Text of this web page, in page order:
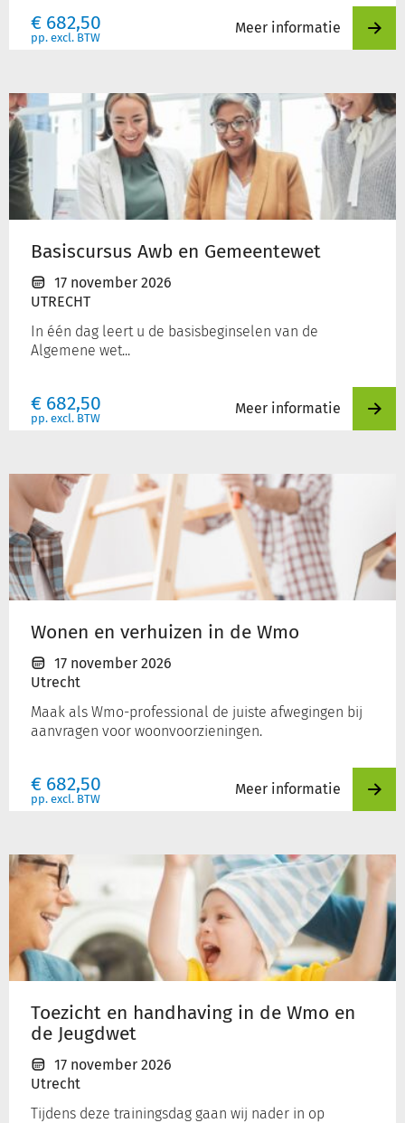
€ 682,50
pp. excl. BTW
Meer informatie
Basiscursus Awb en Gemeentewet
17 november 2026
UTRECHT
In één dag leert u de basisbeginselen van de
Algemene wet...
€ 682,50
pp. excl. BTW
Meer informatie
Basiscursus
Awb
en
Gemeentewet
Wonen en verhuizen in de Wmo
17 november 2026
Utrecht
Maak als Wmo-professional de juiste afwegingen bij
aanvragen voor woonvoorzieningen.
€ 682,50
pp. excl. BTW
Meer informatie
Wonen
en
verhuizen
in
de
Wmo
Toezicht en handhaving in de Wmo en
de Jeugdwet
17 november 2026
Utrecht
Tijdens deze trainingsdag gaan wij nader in op
Toezicht
en
handhaving
de
Wmo
en
Jeugdwet